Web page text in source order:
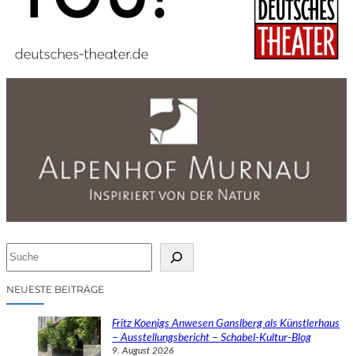
NEUESTE BEITRÄGE
Fritz Koenigs Anwesen Ganslberg als Künstlerhaus
– Ausstellungsbericht – Schabel-Kultur-Blog
9. August 2026